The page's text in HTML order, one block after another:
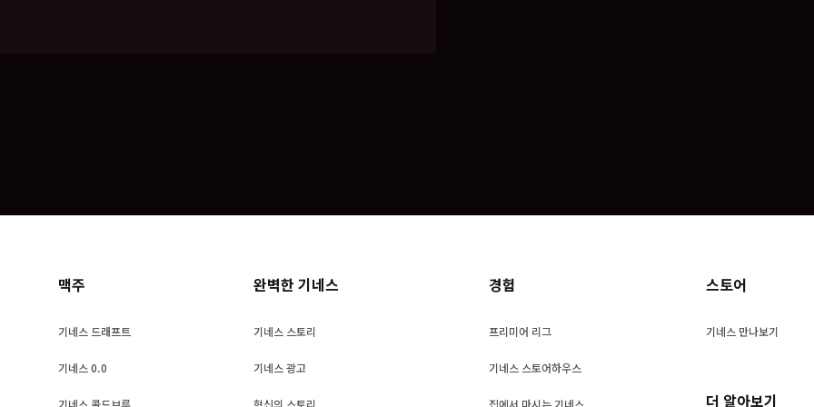
맥주
기네스 드래프트
기네스 0.0
기네스 콜드브루
완벽한 기네스
기네스 스토리
기네스 광고
혁신의 스토리
경험
프리미어 리그
기네스 스토어하우스
집에서 마시는 기네스
스토어
기네스 만나보기
더 알아보기